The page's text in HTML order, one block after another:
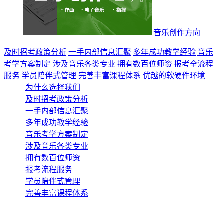
音乐创作方向
及时招考政策分析 一手内部信息汇聚 多年成功教学经验 音乐
考学方案制定 涉及音乐各类专业 拥有数百位师资 报考全流程
服务 学员陪伴式管理 完善丰富课程体系 优越的软硬件环境
为什么选择我们
及时招考政策分析
一手内部信息汇聚
多年成功教学经验
音乐考学方案制定
涉及音乐各类专业
拥有数百位师资
报考流程服务
学员陪伴式管理
完善丰富课程体系